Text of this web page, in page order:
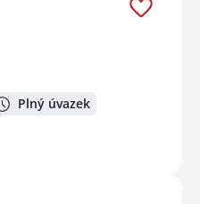
Plný úvazek